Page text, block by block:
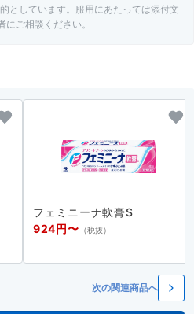
使用をさけてください
としています。服用にあたっては添付文
ご相談ください。
フェミニーナ軟膏S
924円〜 （税抜）
次の関連商品へ